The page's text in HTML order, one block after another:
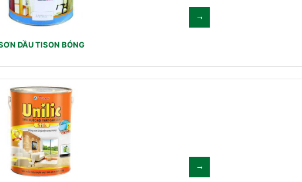
DẦU TISON BÓNG